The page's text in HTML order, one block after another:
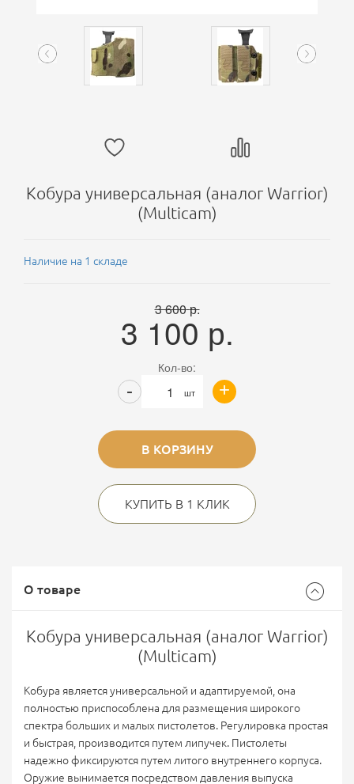
Кобура универсальная (аналог Warrior)
(Multicam)
Наличие на 1 складе
3 600р.
3 100 р.
Кол-во:
шт +
-
В КОРЗИНУ
КУПИТЬ В 1 КЛИК
О товаре
Кобура универсальная (аналог Warrior)
(Multicam)
Кобура является универсальной и адаптируемой, она
полностью приспособлена для размещения широкого
спектра больших и малых пистолетов. Регулировка простая
и быстрая, производится путем липучек. Пистолеты
надежно фиксируются путем литого внутреннего корпуса.
Оружие вынимается посредством давления выпуска